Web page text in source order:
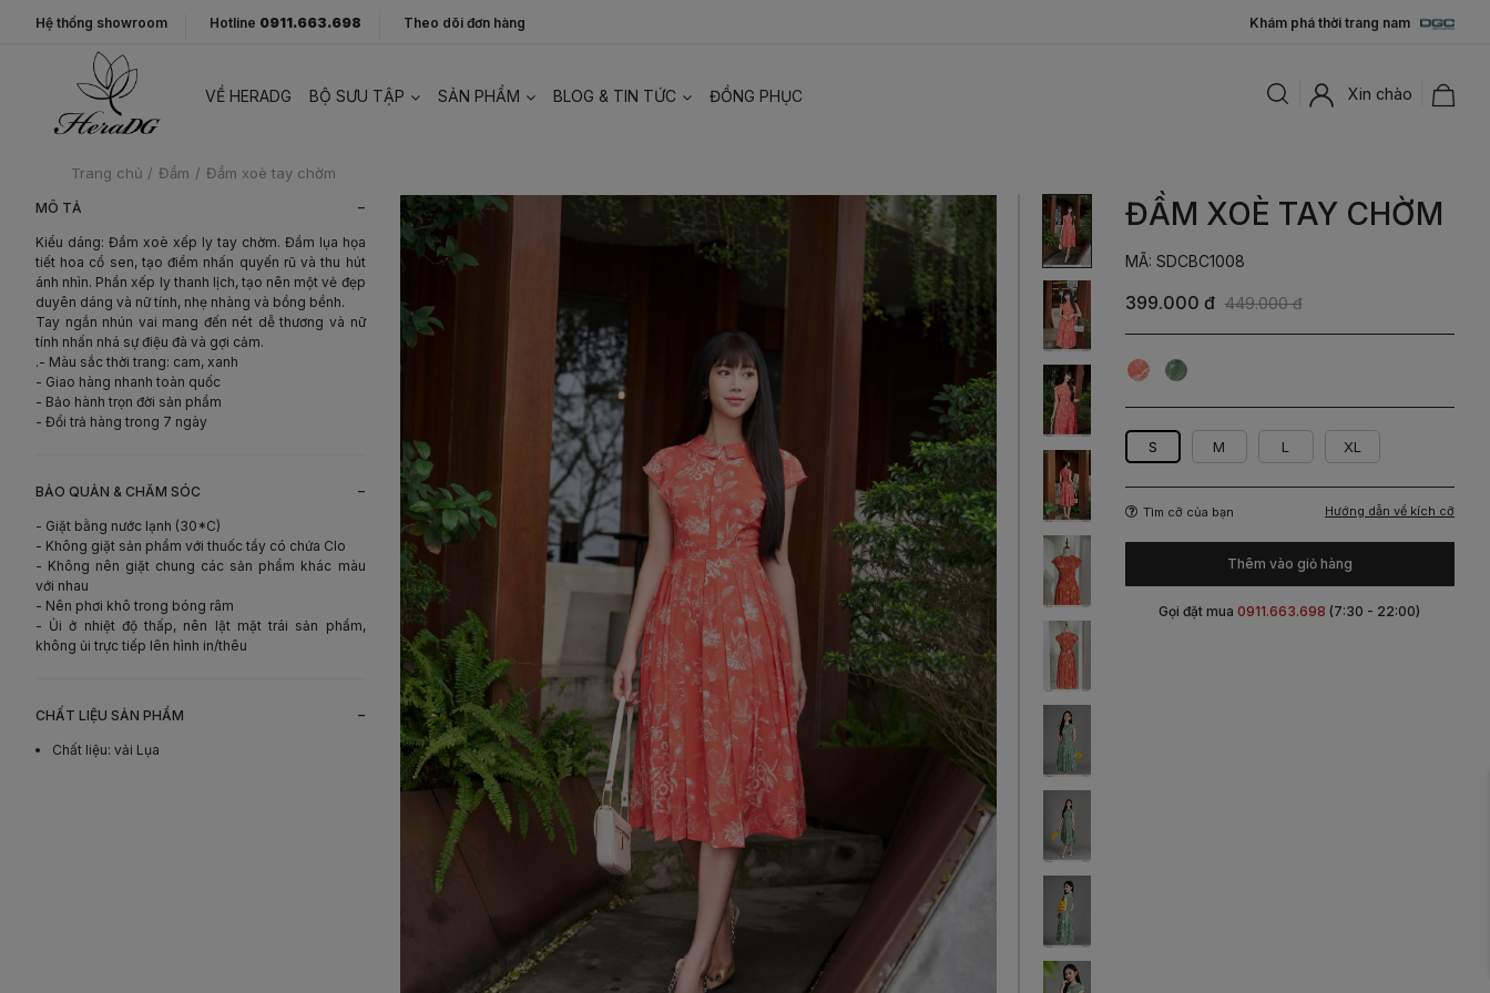
Hệ thống showroom Hotline 0911.663.698 Theo dõi đơn hàng Khám phá thời trang nam
VỀ HERADG BỘ SƯU TẬP SẢN PHẨM BLOG & TIN TỨC ĐỒNG PHỤC Xin chào
Trang chủ / Đầm / Đầm xoè tay chờm
MÔ TẢ -
Kiểu dáng: Đầm xoè xếp ly tay chờm. Đầm lụa họa
tiết hoa cổ sen, tạo điểm nhấn quyến rũ và thu hút
ánh nhìn. Phần xếp lythanh lịch, tạo nên một vẻ đẹp
duyên dáng và nữ tính, nhẹ nhàng và bồng bềnh.
Tay ngắn nhún vai mang đến nét dễ thương và nữ
tính nhấn nhá sự điệu đà và gợi cảm.
.- Màu sắc thời trang: cam, xanh
- Giao hàng nhanh toàn quốc
- Bảo hành trọn đời sản phẩm
- Đổi trả hàng trong 7 ngày
BẢO QUẢN & CHĂM SÓC -
- Giặt bằng nước lạnh (30*C)
- Không giặt sản phẩm với thuốc tẩy có chứa Clo
- Không nên giặt chung các sản phẩm khác màu
với nhau
- Nên phơi khô trong bóng râm
- Ủi ở nhiệt độ thấp, nên lật mặt trái sản phẩm,
không ủi trực tiếp lên hình in/thêu
CHẤT LIỆU SẢN PHẨM -
Chất liệu: vải Lụa
ĐẦM XOÈ TAY CHỜM
MÃ: SDCBC1008
399.000 đ 449.000 đ
Cam Xanh
S M L XL
Tìm cỡ của bạn Hướng dẫn về kích cỡ
Thêm vào giỏ hàng
Gọi đặt mua0911.663.698 (7:30 - 22:00)